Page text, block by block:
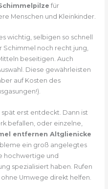
für
Menschen und Kleinkinder.
wichtig, selbigen so schnell
Schimmel noch recht jung,
beseitigen. Auch
Diese gewährleisten
auf Kosten des
erst entdeckt. Dann ist
befallen, oder einzelne,
entfernen Altglienicke
ein groß angelegtes
hochwertige und
spezialisiert haben. Rufen
Umwege direkt helfen.